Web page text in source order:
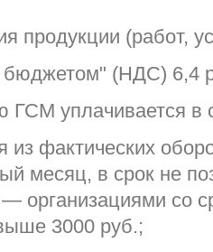
продукции (работ,
бюджетом" (НДС) 6,4
ГСМ уплачивается в
из фактических
месяц, в срок не
организациями со
3000 руб.;